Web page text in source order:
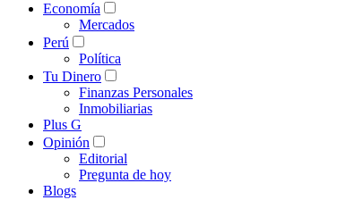
Economía
Mercados
Perú
Política
Tu Dinero
Finanzas Personales
Inmobiliarias
Plus G
Opinión
Editorial
Pregunta de hoy
Blogs